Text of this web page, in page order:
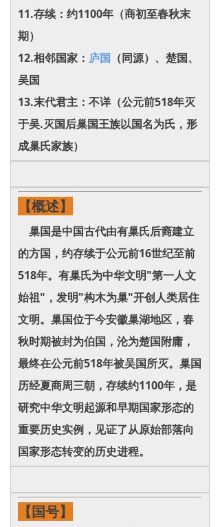
1‌1.存续‌：约1100年（商初至春秋末
期）‌
1‌2.相邻国家‌： 庐国 （同源）、楚国、
吴国‌
1‌3.末代君主‌：不详（公元前518年灭
于吴.灭国后巢国王族以国名为氏，形
成巢氏家族）
【概述】
巢国是中国古代由有巢氏后裔建立
的方国，约存续于公元前16世纪至前
518年。有巢氏为中华文明"第一人文
始祖"，发明"构木为巢"开创人类居住
文明。巢国位于今安徽巢湖地区，春
秋时期被封为伯国，沦为楚国附庸，
最终在公元前518年被吴国所灭。巢国
历经夏商周三朝，存续约1100年，是
研究中华文明起源和早期国家形态的
重要历史实例，见证了从原始部落向
国家形态转变的历史进程。
【国号】